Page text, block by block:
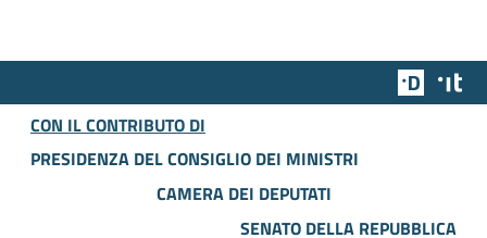
Team
CON IL CONTRIBUTO DI
PRESIDENZA DEL CONSIGLIO DEI MINISTRI
CAMERA DEI DEPUTATI
SENATO DELLA REPUBBLICA